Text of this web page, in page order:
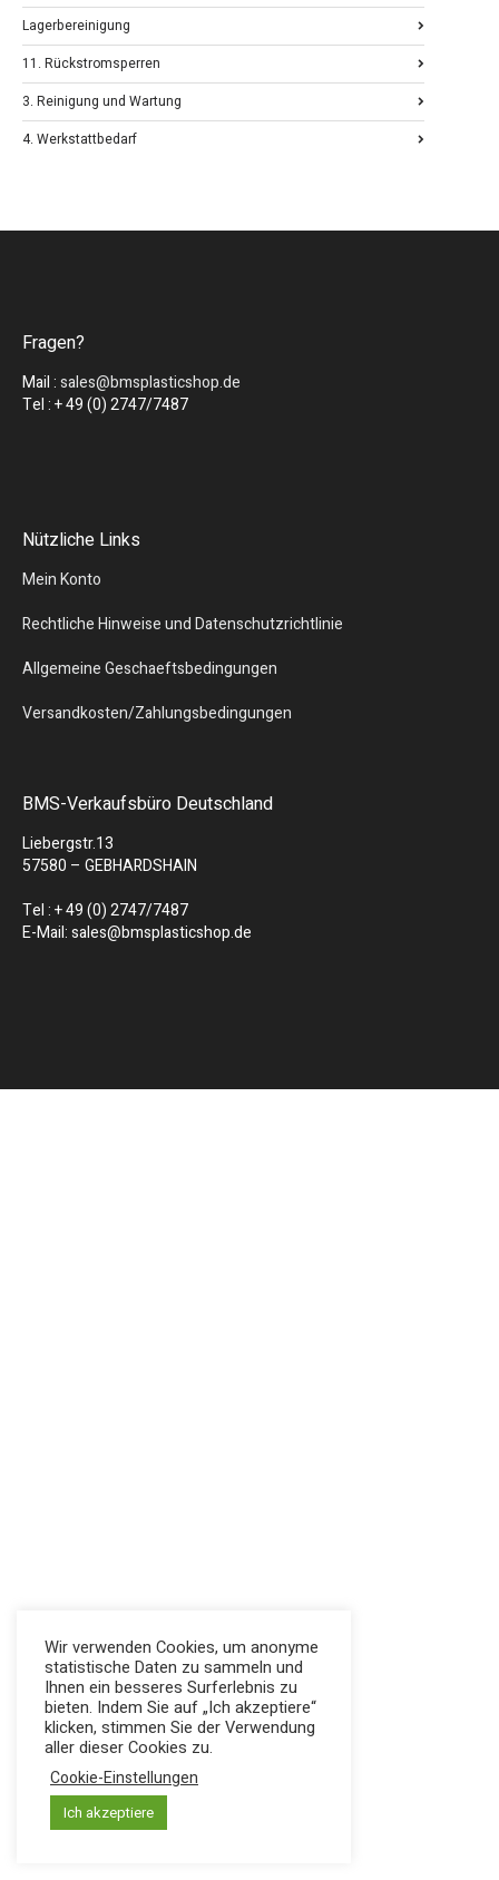
Lagerbereinigung
11. Rückstromsperren
3. Reinigung und Wartung
4. Werkstattbedarf
Fragen?
Mail :sales@bmsplasticshop.de
Tel : + 49 (0) 2747/7487
Nützliche Links
Mein Konto
Rechtliche Hinweise und Datenschutzrichtlinie
Allgemeine Geschaeftsbedingungen
Versandkosten/Zahlungsbedingungen
BMS-Verkaufsbüro Deutschland
Liebergstr.13
57580 – GEBHARDSHAIN
Tel : + 49 (0) 2747/7487
E-Mail: sales@bmsplasticshop.de
Wir verwenden Cookies, um anonyme
statistische Daten zu sammeln und
Ihnen ein besseres Surferlebnis zu
bieten. Indem Sie auf „Ich akzeptiere“
klicken, stimmen Sie der Verwendung
aller dieser Cookies zu.
Cookie-Einstellungen
Ich akzeptiere